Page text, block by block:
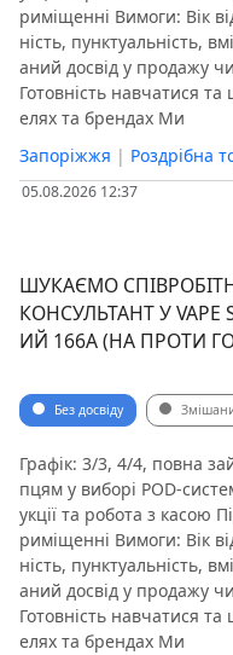
риміщенні Вимоги: Вік
ність, пунктуальність,
аний досвід у продажу
Готовність навчатися
елях та брендах Ми
Запоріжжя | Роздрібна
05.08.2026 12:37
ШУКАЄМО
КОНСУЛЬТАНТ У
ИЙ 166А (НА ПРОТИ
Без досвіду
Графік: 3/3, 4/4, повна
пцям у виборі POD-
укції та робота з касою
риміщенні Вимоги: Вік
ність, пунктуальність,
аний досвід у продажу
Готовність навчатися
елях та брендах Ми